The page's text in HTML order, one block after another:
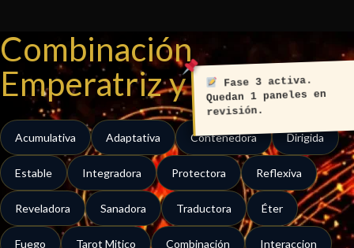
contenido
Combinación
Emperatriz y Papa
Acumulativa Adaptativa Contenedora Dirigida
Estable Integradora Protectora Reflexiva
Reveladora Sanadora Traductora Éter
Fuego Tarot Mitico Combinación Interaccion
Fase 3 activa.
Quedan 1 paneles en
revisión.